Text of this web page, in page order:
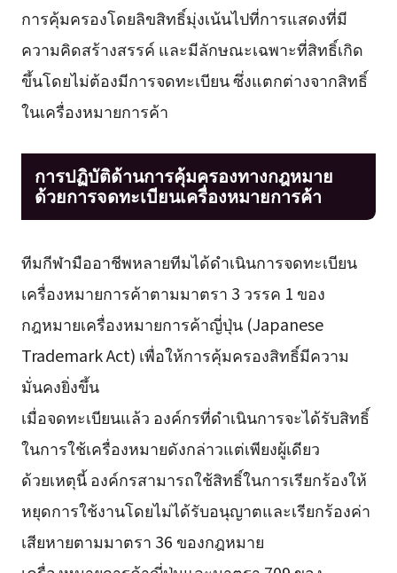
การคุ้มครองโดยลิขสิทธิ์มุ่งเน้นไปที่การแสดงที่มี
ความคิดสร้างสรรค์ และมีลักษณะเฉพาะที่สิทธิ์เกิด
ขึ้นโดยไม่ต้องมีการจดทะเบียน ซึ่งแตกต่างจากสิทธิ์
ในเครื่องหมายการค้า
การปฏิบัติด้านการคุ้มครองทางกฎหมาย
ด้วยการจดทะเบียนเครื่องหมายการค้า
ทีมกีฬามืออาชีพหลายทีมได้ดำเนินการจดทะเบียน
เครื่องหมายการค้าตามมาตรา 3 วรรค 1 ของ
กฎหมายเครื่องหมายการค้าญี่ปุ่น (Japanese
Trademark Act) เพื่อให้การคุ้มครองสิทธิ์มีความ
มั่นคงยิ่งขึ้น
เมื่อจดทะเบียนแล้ว องค์กรที่ดำเนินการจะได้รับสิทธิ์
ในการใช้เครื่องหมายดังกล่าวแต่เพียงผู้เดียว
ด้วยเหตุนี้ องค์กรสามารถใช้สิทธิ์ในการเรียกร้องให้
หยุดการใช้งานโดยไม่ได้รับอนุญาตและเรียกร้องค่า
เสียหายตามมาตรา 36 ของกฎหมาย